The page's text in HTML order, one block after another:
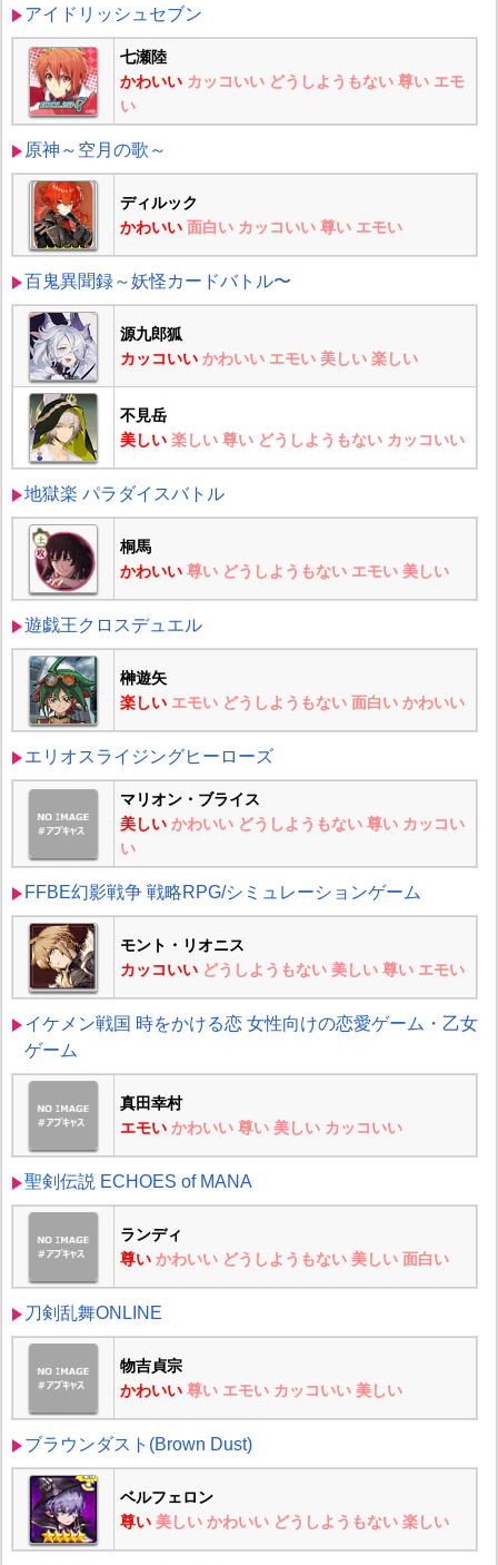
アイドリッシュセブン
七瀬陸
かわいい カッコいい どうしようもない 尊い エモ
い
原神～空月の歌～
ディルック
かわいい 面白い カッコいい 尊い エモい
百鬼異聞録～妖怪カードバトル〜
源九郎狐
カッコいい かわいい エモい 美しい 楽しい
不見岳
美しい 楽しい 尊い どうしようもない カッコいい
地獄楽 パラダイスバトル
桐馬
かわいい 尊い どうしようもない エモい 美しい
遊戯王クロスデュエル
榊遊矢
楽しい エモい どうしようもない 面白い かわいい
エリオスライジングヒーローズ
マリオン・ブライス
美しい かわいい どうしようもない 尊い カッコい
い
FFBE幻影戦争 戦略RPG/シミュレーションゲーム
モント・リオニス
カッコいい どうしようもない 美しい 尊い エモい
イケメン戦国 時をかける恋 女性向けの恋愛ゲーム・乙女
ゲーム
真田幸村
エモい かわいい 尊い 美しい カッコいい
聖剣伝説 ECHOES of MANA
ランディ
尊い かわいい どうしようもない 美しい 面白い
刀剣乱舞ONLINE
物吉貞宗
かわいい 尊い エモい カッコいい 美しい
ブラウンダスト(Brown Dust)
ベルフェロン
尊い 美しい かわいい どうしようもない 楽しい